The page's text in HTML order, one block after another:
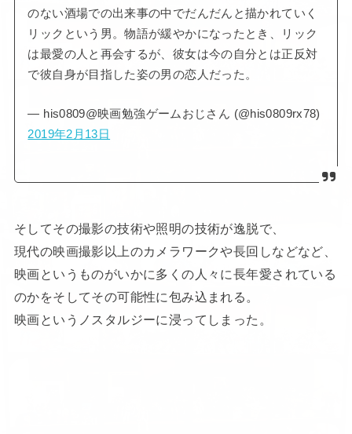
のない酒場での出来事の中でだんだんと描かれていく
リックという男。物語が緩やかになったとき、リック
は最愛の人と再会するが、彼女は今の自分とは正反対
で彼自身が目指した姿の男の恋人だった。
— his0809@映画勉強ゲームおじさん (@his0809rx78)
2019年2月13日
そしてその撮影の技術や照明の技術が逸脱で、
現代の映画撮影以上のカメラワークや長回しなどなど、
映画というものがいかに多くの人々に長年愛されている
のかをそしてその可能性に包み込まれる。
映画というノスタルジーに浸ってしまった。